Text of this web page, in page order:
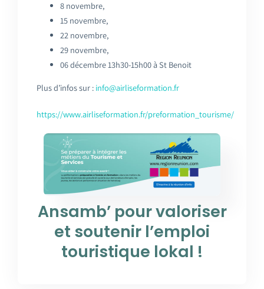
8 novembre,
15 novembre,
22 novembre,
29 novembre,
06 décembre 13h30-15h00 à St Benoit
Plus d’infos sur : info@airliseformation.fr
https://www.airliseformation.fr/preformation_tourisme/
Ansamb’ pour valoriser
et soutenir l’emploi
touristique lokal !